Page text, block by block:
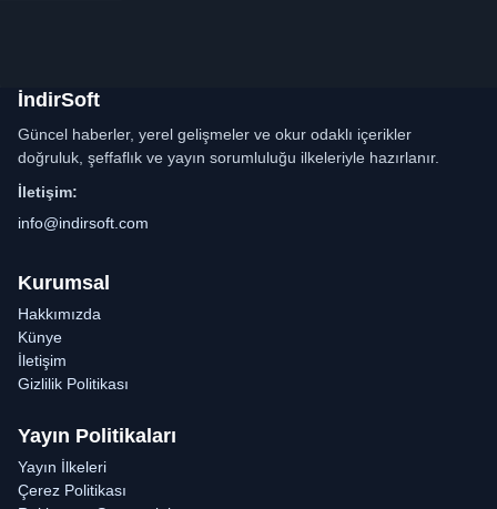
İndirSoft
Güncel haberler, yerel gelişmeler ve okur odaklı içerikler
doğruluk, şeffaflık ve yayın sorumluluğu ilkeleriyle hazırlanır.
İletişim:
info@indirsoft.com
Kurumsal
Hakkımızda
Künye
İletişim
Gizlilik Politikası
Yayın Politikaları
Yayın İlkeleri
Çerez Politikası